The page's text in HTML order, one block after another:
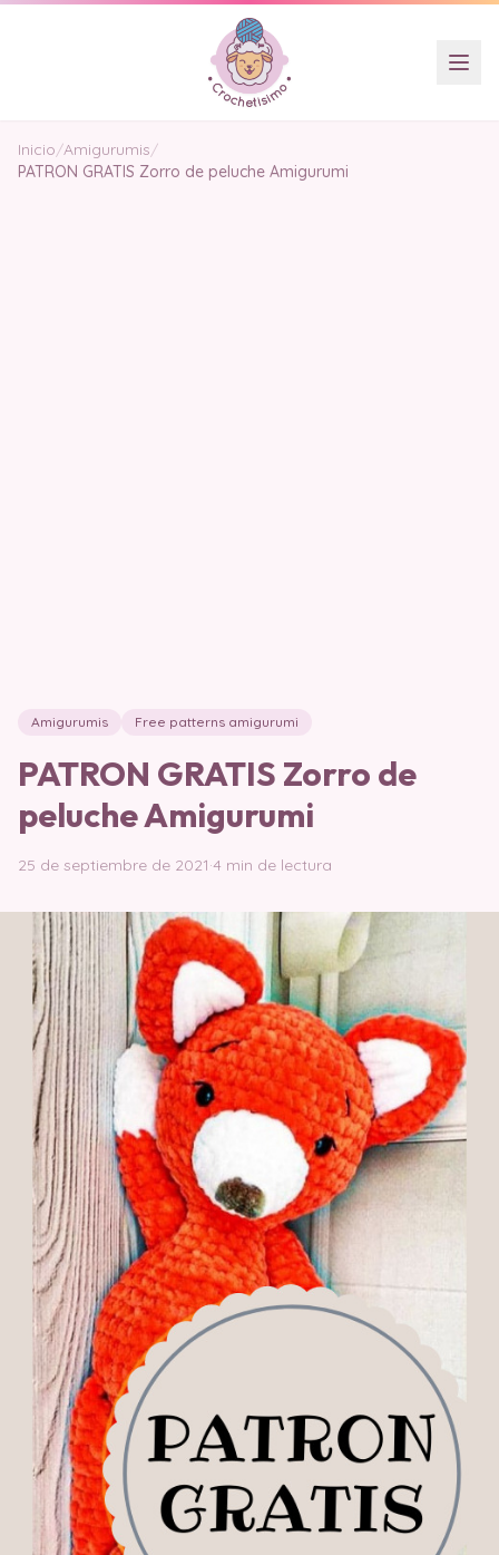
Inicio/Amigurumis/
PATRON GRATIS Zorro de peluche Amigurumi
Amigurumis Free patterns amigurumi
PATRON GRATIS Zorro de
peluche Amigurumi
25 de septiembre de 2021·4 min de lectura